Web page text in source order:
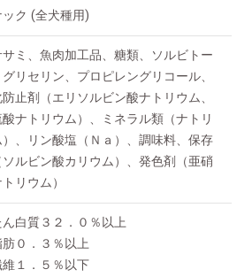
ック (全犬種用)
サミ、魚肉加工品、糖類、ソルビトー
リセリン、プロピレングリコール、
止剤（エリソルビン酸ナトリウム、
酸ナトリウム）、ミネラル類（ナトリ
）、リン酸塩（Ｎａ）、調味料、保存
ソルビン酸カリウム）、発色剤（亜硝
リウム）
ん白質３２．０％以上
肪０．３％以上
維１．５％以下